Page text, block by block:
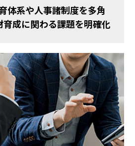
体系や人事諸制度を多角
育成に関わる課題を明確化